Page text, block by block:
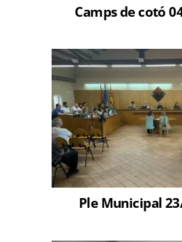
Camps de cotó
Ple Municipal